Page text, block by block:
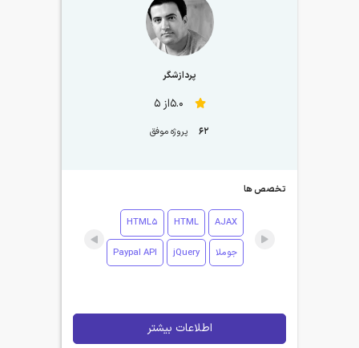
پردازشگر
5.0از 5
62 پروژه موفق
تخصص ها
AJAX
HTML
HTML5
جوملا jQuery
Paypal API
اطلاعات بیشتر